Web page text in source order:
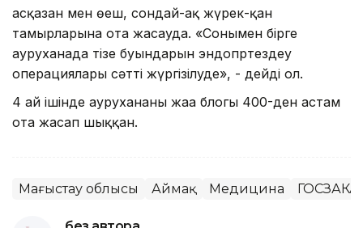
асқазан мен өңеш, сондай-ақ жүрек-қан
тамырларына ота жасауда. «Сонымен бірге
ауруханада тізе буындарын эндопртездеу
операциялары сәтті жүргізілуде», - дейді ол.
4 ай ішінде аурухананың жаңа блогы 400-ден астам
ота жасап шыққан.
Маңғыстау облысы Аймақ Медицина